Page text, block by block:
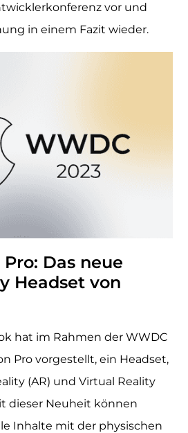
vor und
in einem Fazit wieder.
Das neue
Headset von
hat im Rahmen der WWDC
Pro vorgestellt, ein Headset,
(AR) und Virtual Reality
dieser Neuheit können
Inhalte mit der physischen